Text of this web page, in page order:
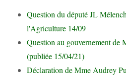
Question du député JL
l'Agriculture 14/09
Question au gouvernement de
(publiée 15/04/21)
Déclaration de Mme Audrey